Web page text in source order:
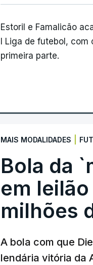
Estoril e Famalicão
I Liga de futebol,
primeira parte.
MAIS MODALIDADES
Bola da
em
milhões
A bola com que
lendária vitória da